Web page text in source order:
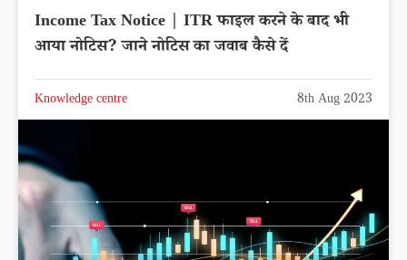
Income Tax Notice | ITR फाइल करने के बाद भी
आया नोटिस? जाने नोटिस का जवाब कैसे दें
Knowledge centre 8th Aug 2023